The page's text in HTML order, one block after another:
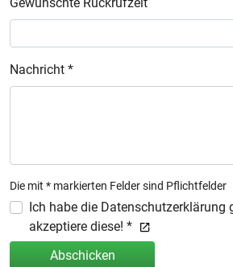
Nachricht *
Die mit * markierten Felder sind Pflichtfelder
Ich habe die Datenschutzerklärung
akzeptiere diese! *
Abschicken